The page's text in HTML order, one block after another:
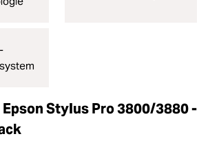
Stylus Pro 3800/3880 -